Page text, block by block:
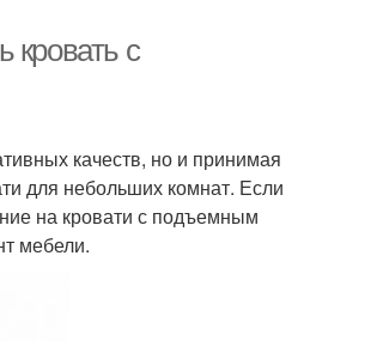
с
качеств, но и принимая
для небольших комнат. Если
на кровати с подъемным
мебели.